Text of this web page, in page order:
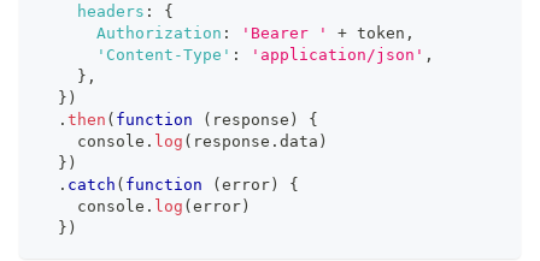
headers :
{
Authorization : 'Bearer ' + token ,
'Content-Type' : 'application/json' ,
} ,
} )
. then ( function ( response )
{
console . log ( response . data )
} )
. catch ( function ( error )
{
console . log ( error )
} )